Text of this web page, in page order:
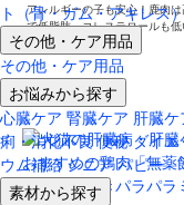
ト（骨・ガム・アキレス
その他・ケア用品
その他・ケア用品
お悩みから探す
心臓ケア 腎臓ケア 肝臓ケ
痢・消化不良 便秘 ダイエ
ウム補給 シニア パピー
素材から探す
アレルギーの子も安心！鹿肉は
で低脂肪、コレステロールも低
なお肉です。